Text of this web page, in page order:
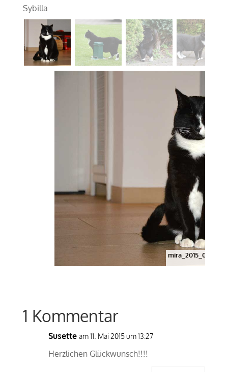
Sybilla
1 Kommentar
Susette am 11. Mai 2015 um 13:27
Herzlichen Glückwunsch!!!!